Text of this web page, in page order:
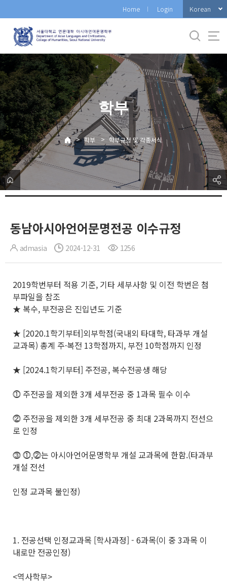
로
메
뉴
Home Login Korean
학부
> 학부 > 학부규정 및 각종서식
동남아시아언어문명전공 이수규정
admasia 2024-12-31 1256
2019학번부터 적용 기준, 기타 세부사항 및 이전 학번은 첨
부파일을 참조
★​ 복수, 부전공은 진입년도 기준
★ [2020.1학기부터]외부학점(국내외 타대학, 타과부 개설
교과목) 총계 주·복전 13학점까지, 부전 10학점까지 인정​
★ [2024.1학기부터] 주전공, 복수전공생 해당
⓵ 주전공을 제외한 3개 세부전공 중 1과목 필수 이수
⓶ 주전공을 제외한 3개 세부전공 중 최대 2과목까지 전선으
로 인정
⓷ ⓵,⓶는 아시아언어문명학부 개설 교과목에 한함.(타과부
개설 전선
인정 교과목 불인정)
1. 전공선택 인정교과목 [학사과정] - 6과목(이 중 3과목 이
내로만 전공인정)
<역사학부>